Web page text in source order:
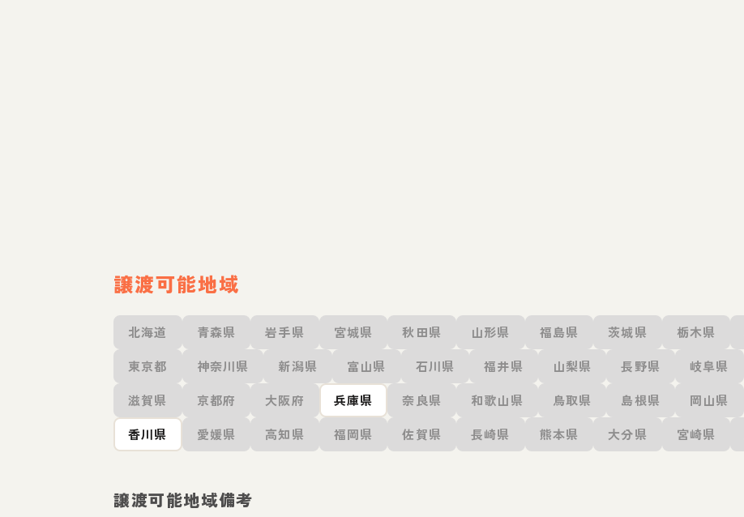
譲渡可能地域
北海道 青森県 岩手県 宮城県 秋田県 山形県 福島県 茨城県 栃木県
東京都
神奈川県 新潟県 富山県 石川県 福井県 山梨県 長野県 岐阜県
滋賀県
京都府 大阪府 兵庫県 奈良県 和歌山県 鳥取県 島根県 岡山県
香川県
愛媛県 高知県 福岡県 佐賀県 長崎県 熊本県 大分県 宮崎県
譲渡可能地域備考